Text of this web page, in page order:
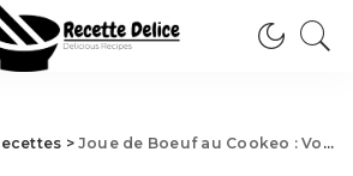
> Joue de Boeuf au Cookeo : Votre Nouveau Plat Préféré